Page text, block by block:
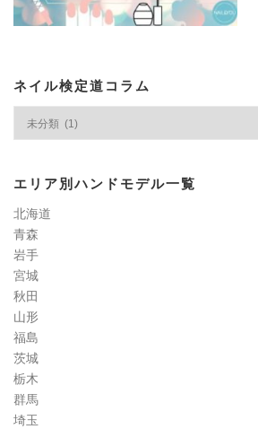
ネイル検定道コラム
定
コ
ラ
ム
エリア別ハンドモデル一覧
北海道
青森
岩手
宮城
秋田
山形
福島
茨城
栃木
群馬
埼玉